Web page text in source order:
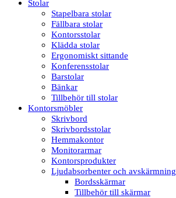
Stolar
Stapelbara stolar
Fällbara stolar
Kontorsstolar
Klädda stolar
Ergonomiskt sittande
Konferensstolar
Barstolar
Bänkar
Tillbehör till stolar
Kontorsmöbler
Skrivbord
Skrivbordsstolar
Hemmakontor
Monitorarmar
Kontorsprodukter
Ljudabsorbenter och avskärmning
Bordsskärmar
Tillbehör till skärmar